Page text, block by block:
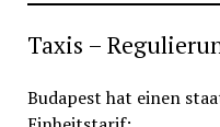
Taxis –
Budapest hat einen